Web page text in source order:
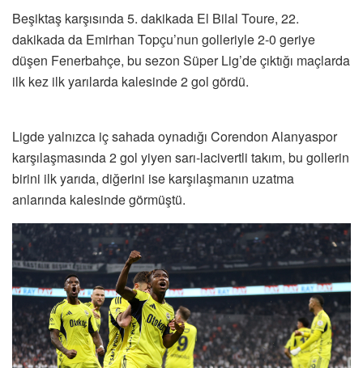
Beşiktaş karşısında 5. dakikada El Bilal Toure, 22.
dakikada da Emirhan Topçu’nun golleriyle 2-0 geriye
düşen Fenerbahçe, bu sezon Süper Lig’de çıktığı maçlarda
ilk kez ilk yarılarda kalesinde 2 gol gördü.
Ligde yalnızca iç sahada oynadığı Corendon Alanyaspor
karşılaşmasında 2 gol yiyen sarı-lacivertli takım, bu gollerin
birini ilk yarıda, diğerini ise karşılaşmanın uzatma
anlarında kalesinde görmüştü.